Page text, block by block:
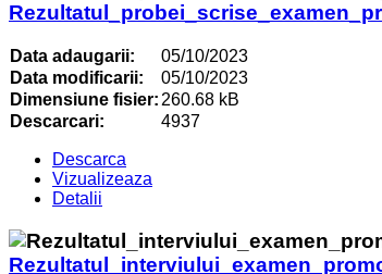
Data adaugarii:
05/10/2023
Data modificarii:
05/10/2023
Dimensiune fisier: 260.68 kB
Descarcari:
4937
Descarca
Vizualizeaza
Detalii